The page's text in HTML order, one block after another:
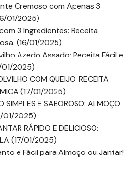
Cremoso com Apenas 3
01/2025)
3 Ingredientes: Receita
(16/01/2025)
Azedo Assado: Receita Fácil e
01/2025)
COM QUEIJO: RECEITA
(17/01/2025)
SIMPLES E SABOROSO: ALMOÇO
01/2025)
RÁPIDO E DELICIOSO:
(17/01/2025)
e Fácil para Almoço ou Jantar!